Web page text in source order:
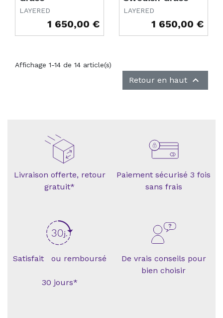
LAYERED
1 650,00 €
LAYERED
1 650,00 €
Affichage 1-14 de 14 article(s)
Retour en haut 
Livraison offerte, retour
gratuit*
Paiement sécurisé 3 fois
sans frais
Satisfait ou remboursé
30 jours*
De vrais conseils pour
bien choisir